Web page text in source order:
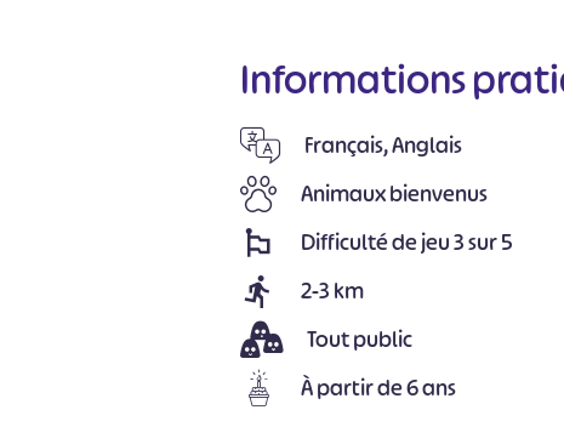
Informations
Français, Anglais
Animaux bienvenus
Difficulté de jeu 3 sur 5
2-3 km
Tout public
À partir de 6 ans